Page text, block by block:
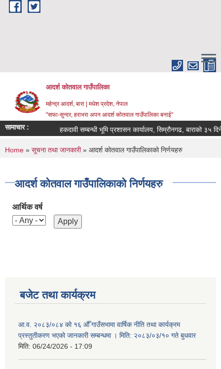
Skip to main content
आदर्श कोतवाल गाउँपालिका
महेन्द्र आदर्श, बारा | मधेश प्रदेश, नेपाल
"सफा-सुन्दर, हराभरा अपन आदर्श कोतवाल गाउँपालिका बनाई"
सामाचार : हकदावी सम्बन्धी भूमि प्रशासन कार्यालय, सिम्रौनगढ, बाराको ३५
You are here
Home » सूचना तथा जानकारी» आदर्श कोतवाल गाउँपालिकाको निर्णयहरु
आदर्श कोतवाल गाउँपालिकाको निर्णयहरु
आर्थिक वर्ष
बजेट तथा कार्यक्रम
आ.व. २०८३/०८४ को १६ औँ गाउँसभामा वार्षिक नीति तथा कार्यक्रम
प्रस्तुतीकरण भएको जानकारी सम्बन्धमा । मिति: २०८३/०३/१० गते बुधवार
मिति: 06/24/2026 - 17:09